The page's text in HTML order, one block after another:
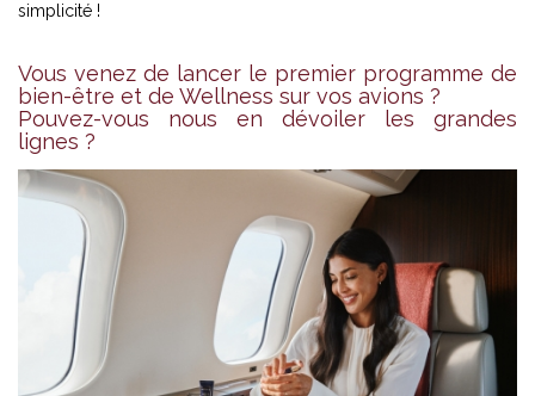
simplicité !
Vous venez de lancer le premier programme de
bien-être et de Wellness sur vos avions ?
Pouvez-vous nous en dévoiler les grandes
lignes ?